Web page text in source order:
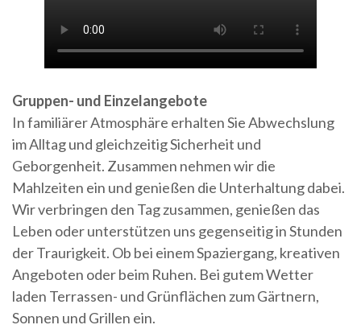
Gruppen- und Einzelangebote
In familiärer Atmosphäre erhalten Sie Abwechslung
im Alltag und gleichzeitig Sicherheit und
Geborgenheit. Zusammen nehmen wir die
Mahlzeiten ein und genießen die Unterhaltung dabei.
Wir verbringen den Tag zusammen, genießen das
Leben oder unterstützen uns gegenseitig in Stunden
der Traurigkeit. Ob bei einem Spaziergang, kreativen
Angeboten oder beim Ruhen. Bei gutem Wetter
laden Terrassen- und Grünflächen zum Gärtnern,
Sonnen und Grillen ein.